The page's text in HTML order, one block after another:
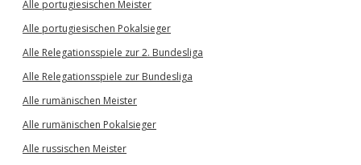
Alle portugiesischen Meister
Alle portugiesischen Pokalsieger
Alle Relegationsspiele zur 2. Bundesliga
Alle Relegationsspiele zur Bundesliga
Alle rumänischen Meister
Alle rumänischen Pokalsieger
Alle russischen Meister